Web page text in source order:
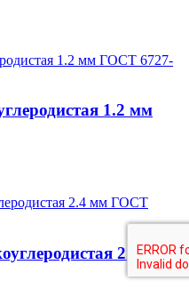
1.2 мм
2.4 мм